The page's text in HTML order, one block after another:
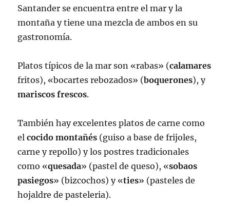
Santander se encuentra entre el mar y la
montaña y tiene una mezcla de ambos en su
gastronomía.
Platos típicos de la mar son «rabas» (calamares
fritos), «bocartes rebozados» (boquerones), y
mariscos frescos.
También hay excelentes platos de carne como
elcocido montañés (guiso a base de frijoles,
carne y repollo) y los postres tradicionales
como «quesada» (pastel de queso), «sobaos
pasiegos» (bizcochos) y «ties» (pasteles de
hojaldre de pasteleria).